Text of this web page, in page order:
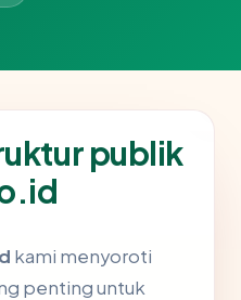
publik
kami menyoroti
penting untuk